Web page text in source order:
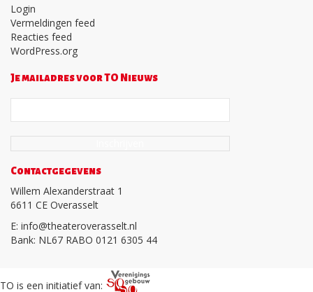
Login
Vermeldingen feed
Reacties feed
WordPress.org
Je mailadres voor TO Nieuws
Contactgegevens
Willem Alexanderstraat 1
6611 CE Overasselt
E: info@theateroverasselt.nl
Bank: NL67 RABO 0121 6305 44
TO is een initiatief van: